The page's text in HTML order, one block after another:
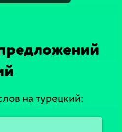
на турецкий: